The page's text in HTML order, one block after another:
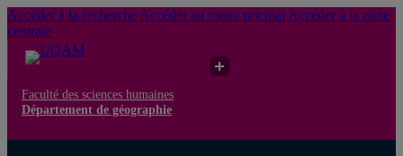
Accéder à la recherche Accéder au menu pricipal Accéder à la zone
centrale
Faculté des sciences humaines
Département de géographie